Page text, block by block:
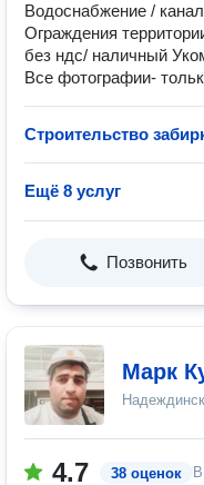
Водоснабжение /
Ограждения
без ндс/ наличный
Все фотографии-
Строительство
Ещё 8 услуг
Позвонить
Марк
4.7 38 оценок